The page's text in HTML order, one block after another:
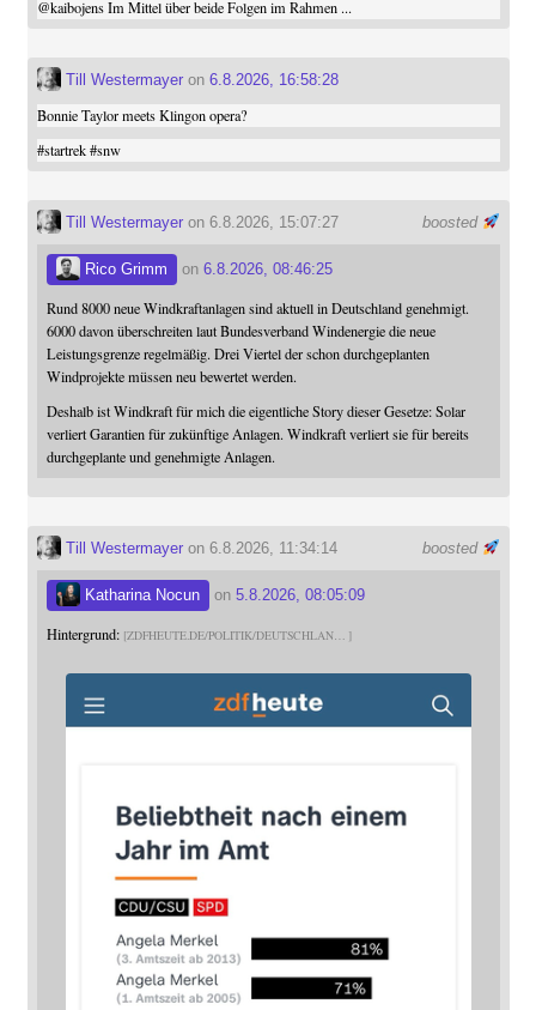
@kaibojensIm Mittel über beide Folgen im Rahmen ...
Till Westermayeron 6.8.2026, 16:58:28
Bonnie Taylor meets Klingon opera?
#startrek #snw
boosted
Till Westermayeron 6.8.2026, 15:07:27
Rico Grimm on 6.8.2026, 08:46:25
Rund 8000 neue Windkraftanlagen sind aktuell in Deutschland genehmigt.
6000 davon überschreiten laut Bundesverband Windenergie die neue
Leistungsgrenze regelmäßig. Drei Viertel der schon durchgeplanten
Windprojekte müssen neu bewertet werden.
Deshalb ist Windkraft für mich die eigentliche Story dieser Gesetze: Solar
verliert Garantien für zukünftige Anlagen. Windkraft verliert sie für bereits
durchgeplante und genehmigte Anlagen.
boosted
Till Westermayeron 6.8.2026, 11:34:14
Katharina Nocun on 5.8.2026, 08:05:09
Hintergrund: ZDFHEUTE.DE/POLITIK/DEUTSCHLAN